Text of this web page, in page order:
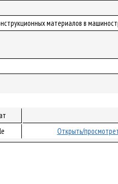
материалов в
Открыть/